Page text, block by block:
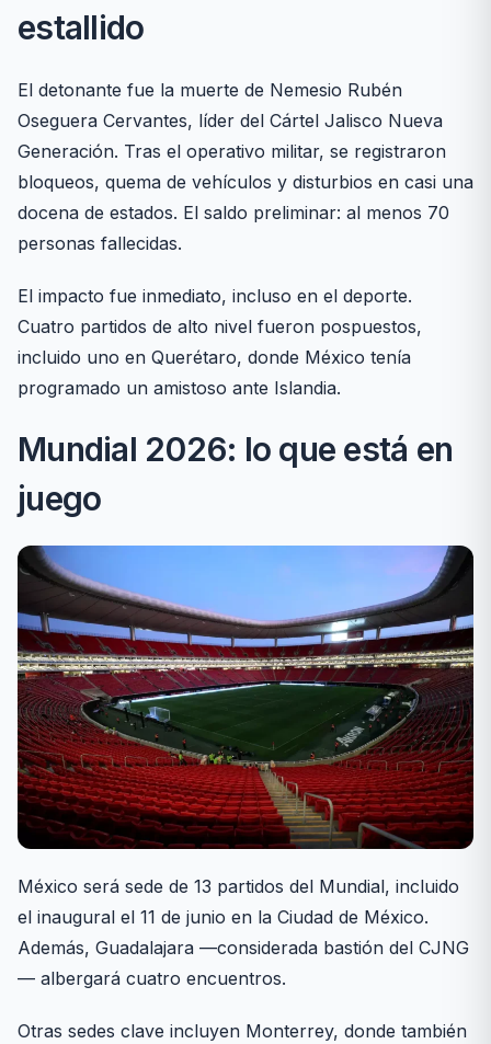
estallido
El detonante fue la muerte de Nemesio Rubén
Oseguera Cervantes, líder del Cártel Jalisco Nueva
Generación. Tras el operativo militar, se registraron
bloqueos, quema de vehículos y disturbios en casi una
docena de estados. El saldo preliminar: al menos 70
personas fallecidas.
El impacto fue inmediato, incluso en el deporte.
Cuatro partidos de alto nivel fueron pospuestos,
incluido uno en Querétaro, donde México tenía
programado un amistoso ante Islandia.
Mundial 2026: lo que está en
juego
México será sede de 13 partidos del Mundial, incluido
el inaugural el 11 de junio en la Ciudad de México.
Además, Guadalajara —considerada bastión del CJNG
— albergará cuatro encuentros.
Otras sedes clave incluyen Monterrey, donde también